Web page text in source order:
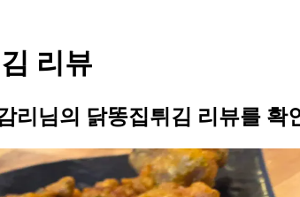
리뷰
리님의 닭똥집튀김 리뷰를 확